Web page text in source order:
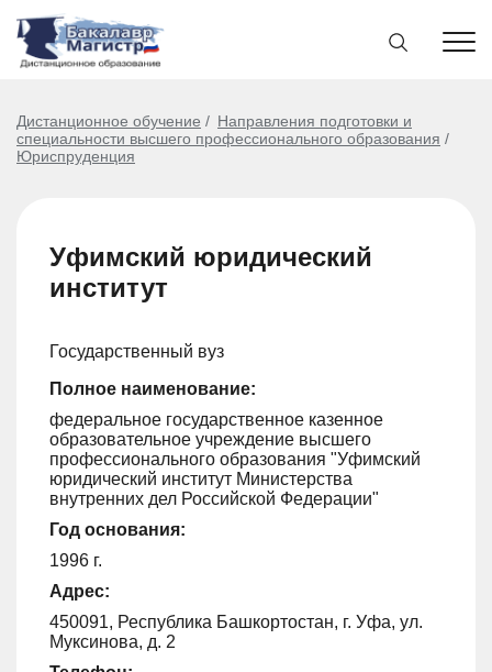
Дистанционное обучение
Направления подготовки и
специальности высшего профессионального образования
Юриспруденция
Уфимский юридический
институт
Государственный вуз
Полное наименование:
федеральное государственное казенное
образовательное учреждение высшего
профессионального образования "Уфимский
юридический институт Министерства
внутренних дел Российской Федерации"
Год основания:
1996 г.
Адрес:
450091, Республика Башкортостан, г. Уфа, ул.
Муксинова, д. 2